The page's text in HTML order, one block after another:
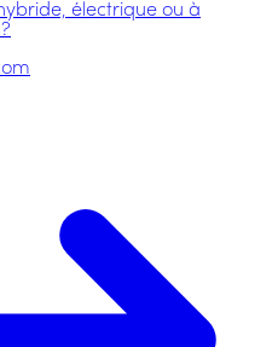
électrique ou à